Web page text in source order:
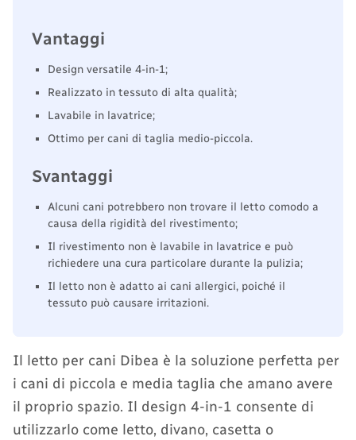
Vantaggi
Design versatile 4-in-1;
Realizzato in tessuto di alta qualità;
Lavabile in lavatrice;
Ottimo per cani di taglia medio-piccola.
Svantaggi
Alcuni cani potrebbero non trovare il letto comodo a
causa della rigidità del rivestimento;
Il rivestimento non è lavabile in lavatrice e può
richiedere una cura particolare durante la pulizia;
Il letto non è adatto ai cani allergici, poiché il
tessuto può causare irritazioni.
Il letto per cani Dibea è la soluzione perfetta per
i cani di piccola e media taglia che amano avere
il proprio spazio. Il design 4-in-1 consente di
utilizzarlo come letto, divano, casetta o